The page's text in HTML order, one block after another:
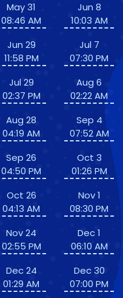
May 31
08:46 AM
Jun 29
11:58 PM
Jul 29
02:37 PM
Aug 28
04:19 AM
Sep 26
04:50 PM
Oct 26
04:13 AM
Nov 24
02:55 PM
Dec 24
01:29 AM
Jun 8
10:03 AM
Jul 7
07:30 PM
Aug 6
02:22 AM
Sep 4
07:52 AM
Oct 3
01:26 PM
Nov 1
08:30 PM
Dec 1
06:10 AM
Dec 30
07:00 PM